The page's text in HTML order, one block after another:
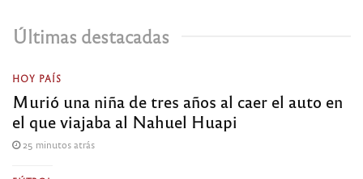
Últimas destacadas
HOY PAÍS
Murió una niña de tres años al caer el auto en
el que viajaba al Nahuel Huapi
25 minutos atrás